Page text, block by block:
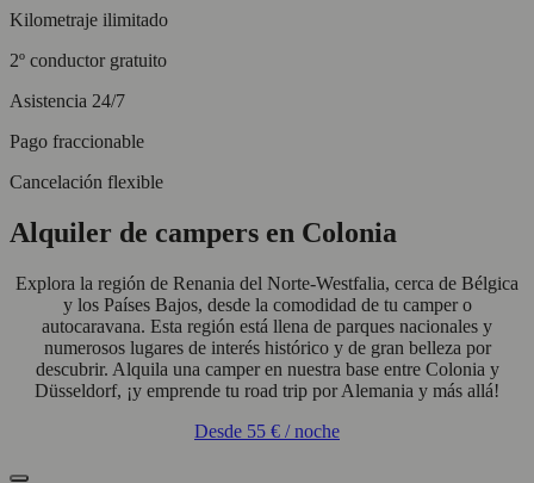
Kilometraje ilimitado
2º conductor gratuito
Asistencia 24/7
Pago fraccionable
Cancelación flexible
Alquiler de campers en Colonia
Explora la región de Renania del Norte-Westfalia, cerca de Bélgica
y los Países Bajos, desde la comodidad de tu camper o
autocaravana. Esta región está llena de parques nacionales y
numerosos lugares de interés histórico y de gran belleza por
descubrir. Alquila una camper en nuestra base entre Colonia y
Düsseldorf, ¡y emprende tu road trip por Alemania y más allá!
Desde 55 € / noche